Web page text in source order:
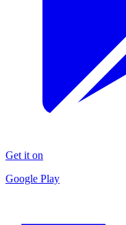
Get it on
Google Play